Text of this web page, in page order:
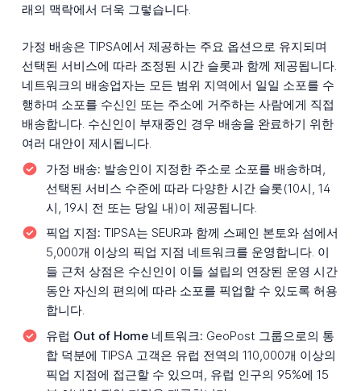
래의 맥락에서 더욱 그렇습니다.
가정 배송은 TIPSA에서 제공하는 주요 옵션으로 유지되며
선택된 서비스에 따라 조정된 시간 슬롯과 함께 제공됩니다.
네트워크의 배송업자는 모든 범위 지역에서 일일 소포를 수
행하며 소포를 수신인 또는 주소에 거주하는 사람에게 직접
배송합니다. 수신인이 부재중인 경우 배송을 완료하기 위한
여러 대안이 제시됩니다.
가정 배송: 발송인이 지정한 주소로 소포를 배송하며,
선택된 서비스 수준에 따라 다양한 시간 슬롯(10시, 14
시, 19시 전 또는 당일 내)이 제공됩니다.
픽업 지점: TIPSA는 SEUR과 함께 스페인 본토와 섬에서
5,000개 이상의 픽업 지점 네트워크를 운영합니다. 이
들 근처 상점은 수신인이 이들 설립의 연장된 운영 시간
동안 자신의 편의에 따라 소포를 픽업할 수 있도록 허용
합니다.
유럽 Out of Home 네트워크: GeoPost 그룹으로의 통
합 덕분에 TIPSA 고객은 유럽 전역의 110,000개 이상의
픽업 지점에 접근할 수 있으며, 유럽 인구의 95%에 15